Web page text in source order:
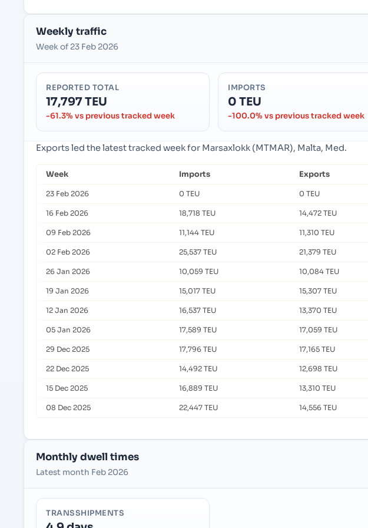
Weekly traffic
Week of 23 Feb 2026
REPORTED TOTAL
17,797 TEU
-61.3% vs previous tracked week
IMPORTS
0 TEU
-100.0% vs previous tracked week
Exports led the latest tracked week for Marsaxlokk (MTMAR), Malta, Med.
Week Imports Exports
23 Feb 2026 0 TEU 0 TEU
16 Feb 2026 18,718 TEU 14,472 TEU
09 Feb 2026 11,144 TEU 11,310 TEU
02 Feb 2026 25,537 TEU 21,379 TEU
26 Jan 2026 10,059 TEU 10,084 TEU
19 Jan 2026 15,017 TEU 15,307 TEU
12 Jan 2026 16,537 TEU 13,370 TEU
05 Jan 2026 17,589 TEU 17,059 TEU
29 Dec 2025 17,796 TEU 17,165 TEU
22 Dec 2025 14,492 TEU 12,698 TEU
15 Dec 2025 16,889 TEU 13,310 TEU
08 Dec 2025 22,447 TEU 14,556 TEU
Monthly dwell times
Latest month Feb 2026
TRANSSHIPMENTS